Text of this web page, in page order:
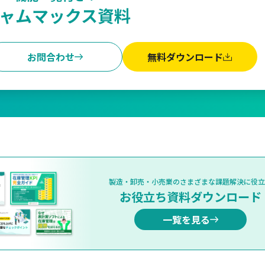
ムマックス資料
お問合わせ 無料ダウンロード
製造・卸売・小売業のさまざまな課題解決に役
お役立ち資料ダウンロード
一覧を見る